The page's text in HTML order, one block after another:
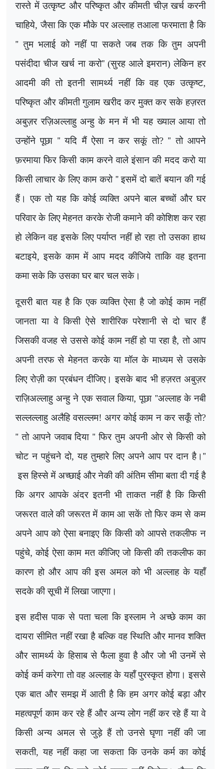
रास्ते में उत्कृष्ट और परिष्कृत और कीमती चीज़ खर्च करनी
चाहिये,जैसा कि एक मौके पर अल्लाह तआला फरमाता है कि
''तुम भलाई को नहीं पा सकते जब तक कि तुम अपनी
पसंदीदा चीज खर्च ना करो'' (सुरह आले इमरान) लेकिन हर
आदमी की तो इतनी सामर्थ्य नहीं कि वह एक उत्कृष्ट,
परिष्कृत और कीमती गुलाम खरीद कर मुक्त कर सके हज़रत
अबुज़र रज़िअल्लाहु अन्हु के मन में भी यह ख्याल आया तो
उन्होंने पूछा ''यदि मैं ऐसा न कर सकूं तो? ''तो आपने
फ़रमाया फिर किसी काम करने वाले इंसान की मदद करो या
किसी लाचार के लिए काम करो ''इसमें दो बातें बयान की गई
हैं। एक तो यह कि कोई व्यक्ति अपने बाल बच्चों और घर
परिवार के लिए मेहनत करके रोजी कमाने की कोशिश कर रहा
हो लेकिन वह इसके लिए पर्याप्त नहीं हो रहा तो उसका हाथ
बटाइये,इसके काम में आप मदद कीजिये ताकि वह इतना
कमा सके कि उसका घर बार चल सके।
दूसरी बात यह है कि एक व्यक्ति ऐसा है जो कोई काम नहीं
जानता या वे किसी ऐसे शारीरिक परेशानी से दो चार हैं
जिसकी वजह से उससे कोई काम नहीं हो पा रहा है,तो आप
अपनी तरफ से मेहनत करके या मॉल के माध्यम से उसके
लिए रोज़ी का प्रबंधन दीजिए। इसके बाद भी हज़रत अबुज़र
राज़िअल्लाहु अन्हु ने एक सवाल किया,पूछा ''अल्लाह के नबी
सल्लल्लाहु अलैहि वसल्लम! अगर कोई काम न कर सकूँ तो?
''तो आपने जवाब दिया''फिर तुम अपनी ओर से किसी को
चोट न पहुंचने दो,यह तुम्हारे लिए अपने आप पर दान है।''
इस हिस्से में अच्छाई और नेकी की अंतिम सीमा बता दी गई है
कि अगर आपके अंदर इतनी भी ताकत नहीं है कि किसी
जरूरत वाले की जरूरत में काम आ सकें तो फिर कम से कम
अपने आप को ऐसा बनाइए कि किसी को आपसे तकलीफ न
पहुंचे,कोई ऐसा काम मत कीजिए जो किसी की तकलीफ का
कारण हो और आप की इस अमल को भी अल्लाह के यहाँ
सदके की सूची में लिखा जाएगा।
इस हदीस पाक से पता चला कि इस्लाम ने अच्छे काम का
दायरा सीमित नहीं रखा है बल्कि वह स्थिति और मानव शक्ति
और सामर्थ्य के हिसाब से फैला हुवा है और जो भी उनमें से
कोई कर्म करेगा तो वह अल्लाह के यहाँ पुरस्कृत होगा। इससे
एक बात और समझ में आती है कि हम अगर कोई बड़ा और
महत्वपूर्ण काम कर रहे हैं और अन्य लोग नहीं कर रहे हैं या वे
किसी अन्य अमल से जुड़े हैं तो उनसे घृणा नहीं की जा
सकती,यह नहीं कहा जा सकता कि उनके कर्म का कोई